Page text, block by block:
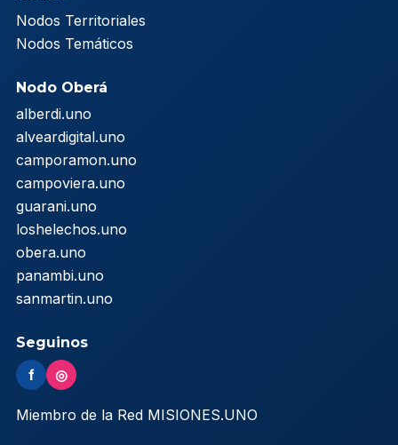
Nodos Territoriales
Nodos Temáticos
Nodo Oberá
alberdi.uno
alveardigital.uno
camporamon.uno
campoviera.uno
guarani.uno
loshelechos.uno
obera.uno
panambi.uno
sanmartin.uno
Seguinos
f ◎
Miembro de la Red MISIONES.UNO